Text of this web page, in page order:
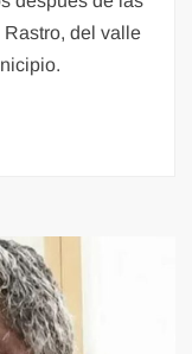
del valle